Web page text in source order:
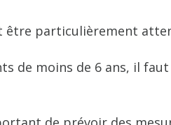
être particulièrement
de moins de 6 ans, il